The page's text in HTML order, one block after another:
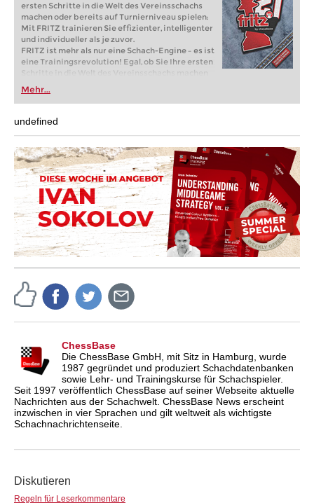
ersten Schritte in die Welt des Vereinsschachs
machen oder bereits auf Turnierniveau spielen:
Mit FRITZ trainieren Sie effizienter, intelligenter
und individueller als je zuvor.
FRITZ ist mehr als nur eine Schach-Engine – es ist
eine Trainingsrevolution! Egal, ob Sie Ihre ersten
Schritte in die Welt des Vereinsschachs machen
oder bereits auf Turnierniveau spielen: Mit
FRITZ trainieren Sie effizienter, intelligenter und
individueller als je zuvor.
Mehr...
undefined
ChessBase
Die ChessBase GmbH, mit Sitz in Hamburg, wurde
1987 gegründet und produziert Schachdatenbanken
sowie Lehr- und Trainingskurse für Schachspieler.
Seit 1997 veröffentlich ChessBase auf seiner Webseite aktuelle
Nachrichten aus der Schachwelt. ChessBase News erscheint
inzwischen in vier Sprachen und gilt weltweit als wichtigste
Schachnachrichtenseite.
Diskutieren
Regeln für Leserkommentare